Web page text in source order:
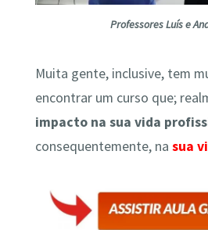
Professores Luís e
Muita gente, inclusive, tem
encontrar um curso que;
impacto na sua vida
consequentemente, na sua